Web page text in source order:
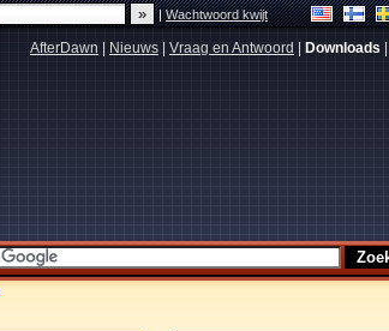
|Wachtwoord kwijt
AfterDawn Nieuws Vraag en Antwoord Downloads